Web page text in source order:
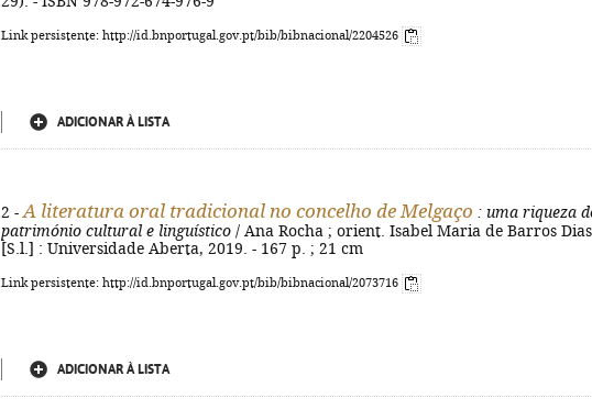
Link persistente: http://id.bnportugal.gov.pt/bib/bibnacional/2204526
ADICIONAR À LISTA
2 - A literatura oral tradicional no concelho de Melgaço : uma riqueza
património cultural e linguístico / Ana Rocha ; orient. Isabel Maria de Barros
[S.l.] : Universidade Aberta, 2019. - 167 p. ; 21 cm
Link persistente: http://id.bnportugal.gov.pt/bib/bibnacional/2073716
ADICIONAR À LISTA